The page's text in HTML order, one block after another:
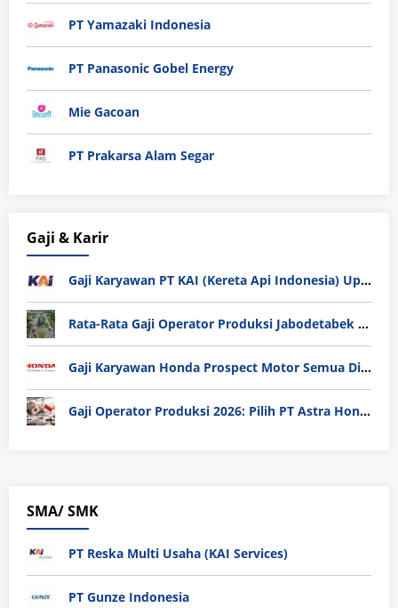
PT Yamazaki Indonesia
PT Panasonic Gobel Energy
Mie Gacoan
PT Prakarsa Alam Segar
Gaji & Karir
Gaji Karyawan PT KAI (Kereta Api Indonesia) Update 2025
Rata-Rata Gaji Operator Produksi Jabodetabek 2025: Bedah Tuntas UMK, Lemburan, dan Realita Hidup Buruh
Gaji Karyawan Honda Prospect Motor Semua Divisi
Gaji Operator Produksi 2026: Pilih PT Astra Honda Motor (AHM) atau Manufaktur di Jepang?
SMA/ SMK
PT Reska Multi Usaha (KAI Services)
PT Gunze Indonesia